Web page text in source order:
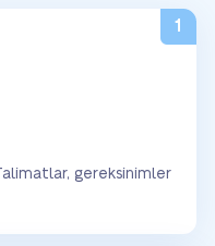
gereksinimler